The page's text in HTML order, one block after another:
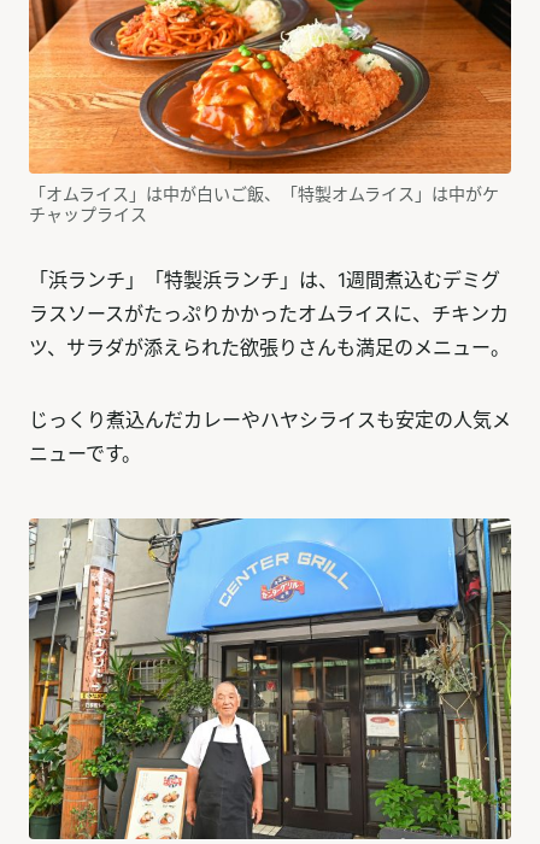
「オムライス」は中が白いご飯、「特製オムライス」は中がケ
チャップライス
「浜ランチ」「特製浜ランチ」は、1週間煮込むデミグ
ラスソースがたっぷりかかったオムライスに、チキンカ
ツ、サラダが添えられた欲張りさんも満足のメニュー。
じっくり煮込んだカレーやハヤシライスも安定の人気メ
ニューです。